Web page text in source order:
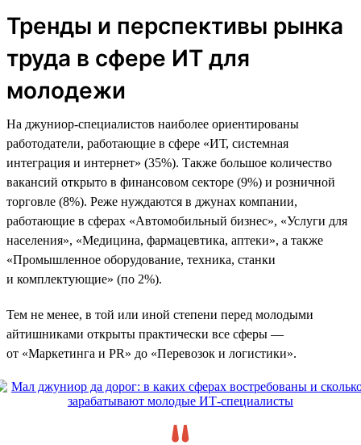
Тренды и перспективы рынка
труда в сфере ИТ для
молодежи
На джуниор-специалистов наиболее ориентированы
работодатели, работающие в сфере «ИТ, системная
интеграция и интернет» (35%). Также большое количество
вакансий открыто в финансовом секторе (9%) и розничной
торговле (8%). Реже нуждаются в джунах компании,
работающие в сферах «Автомобильный бизнес», «Услуги для
населения», «Медицина, фармацевтика, аптеки», а также
«Промышленное оборудование, техника, станки
и комплектующие» (по 2%).
Тем не менее, в той или иной степени перед молодыми
айтишниками открыты практически все сферы —
от «Маркетинга и PR» до «Перевозок и логистики».